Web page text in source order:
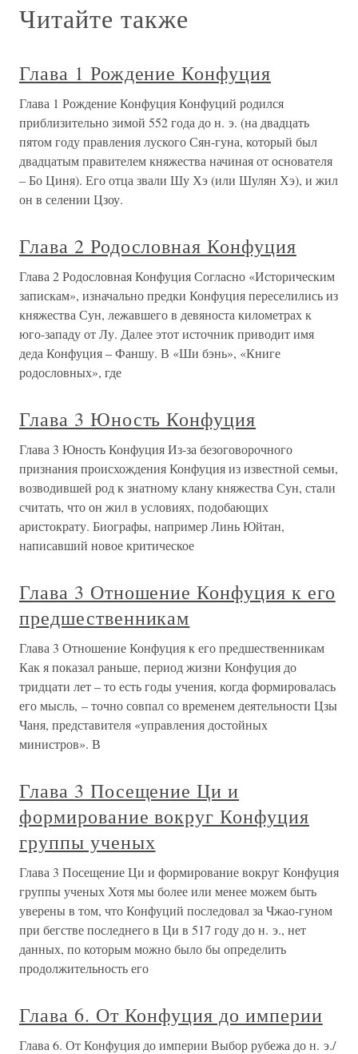
Читайте также
Глава 1 Рождение Конфуция
Глава 1 Рождение Конфуция Конфуций родился
приблизительно зимой 552 года до н. э. (на двадцать
пятом году правления луского Сян-гуна, который был
двадцатым правителем княжества начиная от основателя
– Бо Циня). Его отца звали Шу Хэ (или Шулян Хэ), и жил
он в селении Цзоу.
Глава 2 Родословная Конфуция
Глава 2 Родословная Конфуция Согласно «Историческим
запискам», изначально предки Конфуция переселились из
княжества Сун, лежавшего в девяноста километрах к
юго-западу от Лу. Далее этот источник приводит имя
деда Конфуция – Фаншу. В «Ши бэнь», «Книге
родословных», где
Глава 3 Юность Конфуция
Глава 3 Юность Конфуция Из-за безоговорочного
признания происхождения Конфуция из известной семьи,
возводившей род к знатному клану княжества Сун, стали
считать, что он жил в условиях, подобающих
аристократу. Биографы, например Линь Юйтан,
написавший новое критическое
Глава 3 Отношение Конфуция к его
предшественникам
Глава 3 Отношение Конфуция к его предшественникам
Как я показал раньше, период жизни Конфуция до
тридцати лет – то есть годы учения, когда формировалась
его мысль, – точно совпал со временем деятельности Цзы
Чаня, представителя «управления достойных
министров». В
Глава 3 Посещение Ци и
формирование вокруг Конфуция
группы ученых
Глава 3 Посещение Ци и формирование вокруг Конфуция
группы ученых Хотя мы более или менее можем быть
уверены в том, что Конфуций последовал за Чжао-гуном
при бегстве последнего в Ци в 517 году до н. э., нет
данных, по которым можно было бы определить
продолжительность его
Глава 6. От Конфуция до империи
Глава 6. От Конфуция до империи Выбор рубежа до н. э./